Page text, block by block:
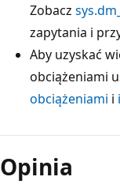
Zobacz
zapytania i
Aby uzyskać
obciążeniami
obciążeniami i
Opinia